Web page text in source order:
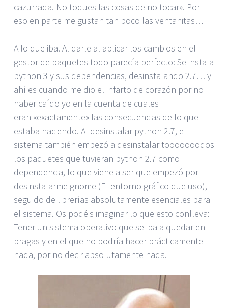
cazurrada. No toques las cosas de no tocar». Por
eso en parte me gustan tan poco las ventanitas…
A lo que iba. Al darle al aplicar los cambios en el
gestor de paquetes todo parecía perfecto: Se instala
python 3 y sus dependencias, desinstalando 2.7… y
ahí es cuando me dio el infarto de corazón por no
haber caído yo en la cuenta de cuales
eran «exactamente» las consecuencias de lo que
estaba haciendo. Al desinstalar python 2.7, el
sistema también empezó a desinstalar tooooooodos
los paquetes que tuvieran python 2.7 como
dependencia, lo que viene a ser que empezó por
desinstalarme gnome (El entorno gráfico que uso),
seguido de librerías absolutamente esenciales para
el sistema. Os podéis imaginar lo que esto conlleva:
Tener un sistema operativo que se iba a quedar en
bragas y en el que no podría hacer prácticamente
nada, por no decir absolutamente nada.